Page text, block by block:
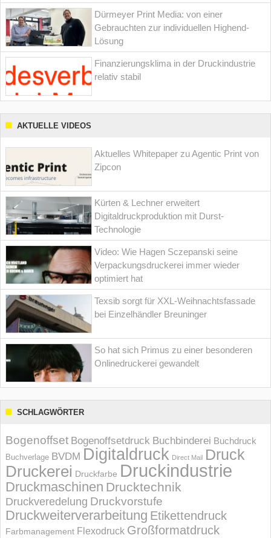
Dürmeyer Print Media: von einer
Gebrauchten zur individuellen Highend-
Lösung
Finanzierungsklima in der Druckindustrie
relativ stabil
AKTUELLE VIDEOS
Aktuelles Whitepaper zu Agentic Print von
Zipcon
Kürten & Lechner erweitert
Digitaldruckproduktion mit Durst-
Technologie
Video: Wie Hagen Sczepanski seine
Verpackungsdruckerei immer wieder
optimiert hat
Texsib sorgt für XXL-Weihnachtsfassade
bei Einzelhändler Breuninger
So hat sich Primus zu einer besonderen
Onlinedruckerei gewandelt
SCHLAGWÖRTER
Bogenoffset Bogenoffsetdruck Buchbinderei Buchdruck
Buchverlage BVDM Digitaldruck Direct Mail Druck
Druckerei Druckfarbe Druckindustrie
Druckmaschinen Drucktechnik
Druckveredelung Druckvorstufe
Druckweiterverarbeitung Etikettendruck
Farbmanagement Flexodruck Großformatdruck